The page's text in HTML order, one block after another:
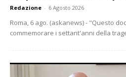
Redazione - 6 Agosto 2026
Roma, 6 ago. (askanews) - "Questo
commemorare i settant'anni della